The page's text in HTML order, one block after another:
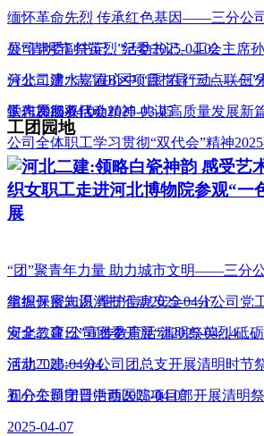
缅怀革命先烈 传承红色基因——三分公
展“清明节 祭英烈”活动2025-04-02
公司党委副书记、纪委书记、工会主席
分公司澧水嘉园B区项目指导“三点联创”
工作2025-04-01
河北二建:“志”在心中 “愿”在行动——三
铁志愿服务活动2025-03-05
学习贯彻双代会精神 共谋高质量发展
公司全体职工学习贯彻“双代会”精神
工团园地
河北二建:领略白瓷神韵 感受艺
织女职工走进河北博物院参观“一
展
“团”聚青年力量 助力城市文明——三分
组织开展志愿清扫活动2025-04-17
掌握保密知识 维护信息安全一分公司党
安全教育日”宣传教育活动2025-04-14
河北二建:公司团委开展“清明祭英烈 砥
活动2025-04-04
河北二建:一分公司团总支开展清明时节
初心主题团日活动2025-04-07
五分公司宁晋中西医院项目部开展清明
2025-04-07